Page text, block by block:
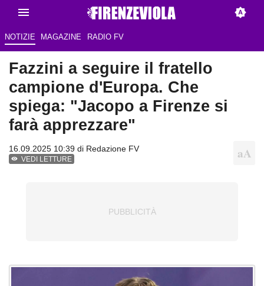
NOTIZIE MAGAZINE RADIO FV
Fazzini a seguire il fratello
campione d'Europa. Che
spiega: "Jacopo a Firenze si
farà apprezzare"
16.09.2025 10:39 di Redazione FV
VEDI LETTURE